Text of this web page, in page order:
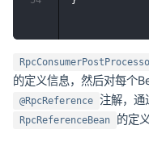
的定义信息，然后对每个
@RpcReference 注解，通
RpcReferenceBean 的定